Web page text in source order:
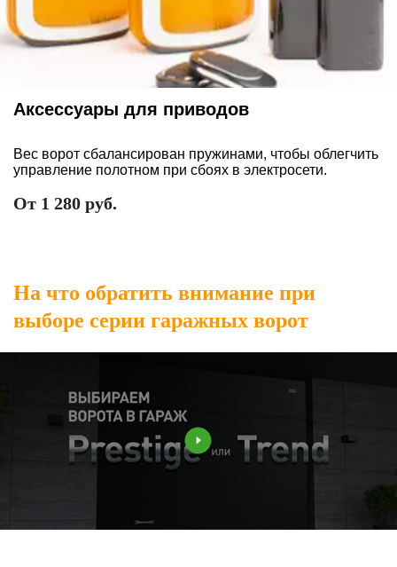
Аксессуары для приводов
Вес ворот сбалансирован пружинами, чтобы облегчить
управление полотном при сбоях в электросети.
От 1 280 руб.
На что обратить внимание при
выборе серии гаражных ворот